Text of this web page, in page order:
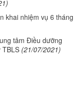
khai nhiệm vụ 6 tháng
tâm Điều dưỡng
TBLS (21/07/2021)